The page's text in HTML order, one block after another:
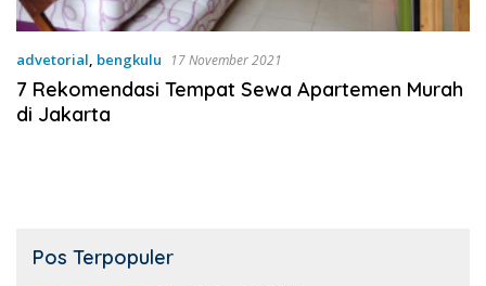
advetorial, bengkulu 17 November 2021
7 Rekomendasi Tempat Sewa Apartemen Murah
di Jakarta
Pos Terpopuler